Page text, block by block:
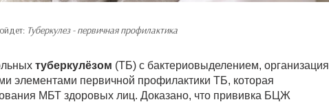
Туберкулез - первичная профилактика
туберкулёзом (ТБ) с бактериовыделением, организация
элементами первичной профилактики ТБ, которая
МБТ здоровых лиц. Доказано, что прививка БЦЖ